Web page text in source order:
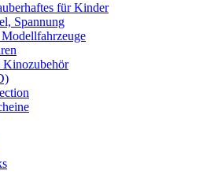
für Kinder
Spannung